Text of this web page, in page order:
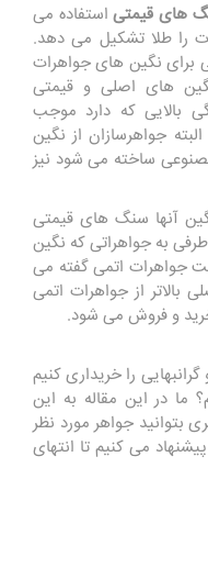
های قیمتیاستفاده می
را طلا تشکیل می دهد.
برای نگین های جواهرات
های اصلی و قیمتی
بالایی که دارد موجب
جواهرسازان از نگین
ساخته می شود نیز
آنها سنگ های قیمتی
به جواهراتی که نگین
جواهرات اتمی گفته می
از جواهرات اتمی
خرید و فروش می شود.
را خریداری کنیم
ما در این مقاله به این
بتوانید جواهر مورد نظر
می کنیم تا انتهای